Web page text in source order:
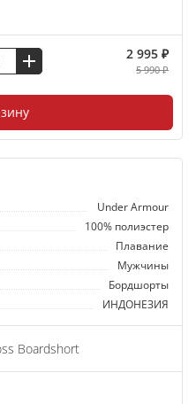
2 995 ₽
5 990 ₽
Under Armour
100% полиэстер
Плавание
Мужчины
Бордшорты
ИНДОНЕЗИЯ
Boardshort